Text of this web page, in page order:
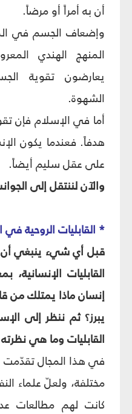
أن به أمراً أو مرضاً.
وإضعاف الجسم في
المنهج الهندي
يعارضون تقوية
الشهوة.
أما في الإسلام فإن
هدفاً. فعندما يكون
على عقل سليم أيضاً.
والآن لننتقل إلى
* القابليات الروحية في
قبل أي شي‏ء ينبغي أن
القابليات
إنسان ماذا يمتلك من
يبرز؟ ثم ننظر إلى
القابليات وما هي نظرته
في هذا المجال تقدّمت
مختلفة، ولعلّ علماء
كانت لهم مطالعات